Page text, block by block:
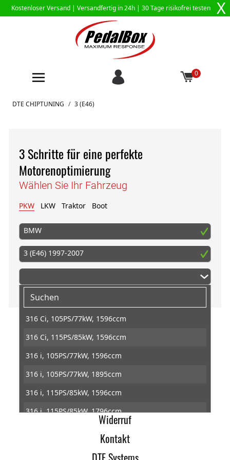
Kostenloser Versand | Versandfertig in 24h | 30 Tage risikofrei testen X
0
Zum Inhalt springen
DTE CHIPTUNING / 3 (E46)
3 Schritte für eine perfekte
Motorenoptimierung
Wählen Sie Ihr Fahrzeug
PKW LKW Traktor Boot
BMW
3 (E46) 1997-2007
316 Ci, 105PS/77kW, 1596ccm
316 Ci, 115PS/85kW, 1596ccm
316 i, 105PS/77kW, 1596ccm
316 i, 105PS/77kW, 1895ccm
316 i, 115PS/85kW, 1596ccm
316 i, 115PS/85kW, 1796ccm
Home
Impressum
AGB
Datenschutz
Widerruf
Kontakt